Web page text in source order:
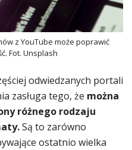
z YouTube może poprawić
Fot. Unsplash
odwiedzanych portali
zasługa tego, że można
różnego rodzaju
Są to zarówno
ostatnio wielka